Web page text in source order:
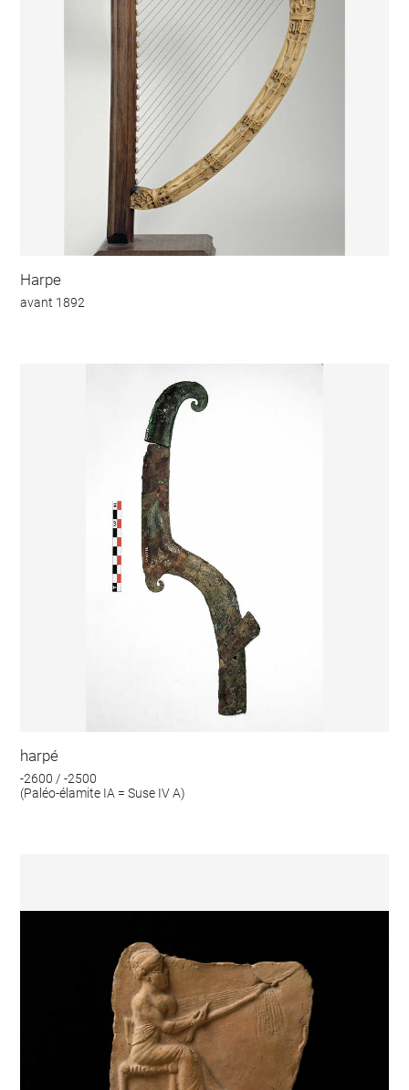
Harpe
avant 1892
harpé
-2600 / -2500
(Paléo-élamite IA = Suse IV A)